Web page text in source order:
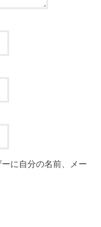
に自分の名前、メー